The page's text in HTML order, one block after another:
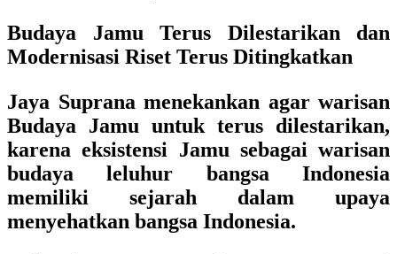
Budaya Jamu Terus Dilestarikan dan
Modernisasi Riset Terus Ditingkatkan
Jaya Suprana menekankan agar warisan
Budaya Jamu untuk terus dilestarikan,
karena eksistensi Jamu sebagai warisan
budaya leluhur bangsa Indonesia
memiliki sejarah dalam upaya
menyehatkan bangsa Indonesia.